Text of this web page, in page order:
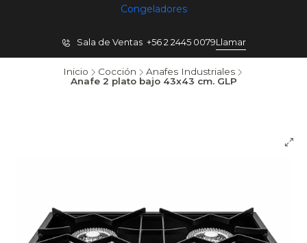
Congeladores
Sala de Ventas +56 2 2445 0079Llamar
Inicio Cocción
Anafes Industriales
Anafe 2 plato bajo 43x43 cm. GLP